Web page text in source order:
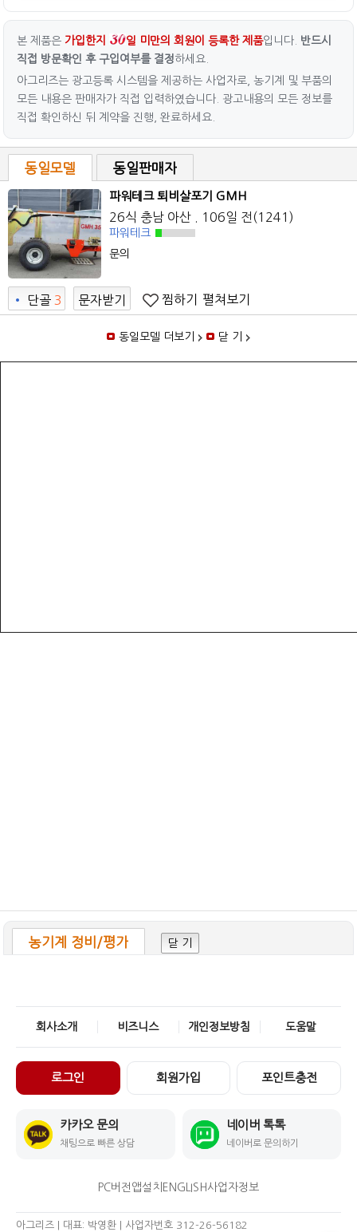
본 제품은 가입한지 일 미만의 회원이 등록한 제품입니다. 반드시
직접 방문확인 후 구입여부를 결정하세요.
아그리즈는 광고등록 시스템을 제공하는 사업자로, 농기계 및 부품의
모든 내용은 판매자가 직접 입력하였습니다. 광고내용의 모든 정보를
직접 확인하신 뒤 계약을 진행, 완료하세요.
동일모델 동일판매자
파워테크 퇴비살포기 GMH
26식 충남 아산 . 106일 전(1241)
파워테크
문의
• 단골 3 문자받기 찜하기 펼쳐보기
동일모델 더보기 닫 기
농기계 정비/평가 닫 기
회사소개 비즈니스 개인정보방침 도움말
로그인 회원가입 포인트충전
카카오 문의
채팅으로 빠른 상담
네이버 톡톡
네이버로 문의하기
PC버전 앱설치 ENGLISH사업자정보
아그리즈 | 대표: 박영환 | 사업자번호 312-26-56182